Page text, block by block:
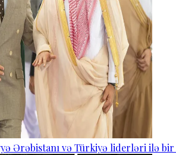
Ərəbistanı və Türkiyə liderləri ilə